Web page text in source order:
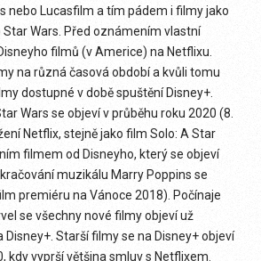
nebo Lucasfilm a tím pádem i filmy jako
Wars. Před oznámením vlastní
filmů (v Americe) na Netflixu.
na různá časová období a kvůli tomu
dostupné v době spuštění Disney+.
Wars se objeví v průběhu roku 2020 (8.
Netflix, stejně jako film Solo: A Star
filmem od Disneyho, který se objeví
muzikálu Marry Poppins se
premiéru na Vánoce 2018). Počínaje
se všechny nové filmy objeví už
Disney+. Starší filmy se na Disney+ objeví
kdy vyprší většina smluv s Netflixem.